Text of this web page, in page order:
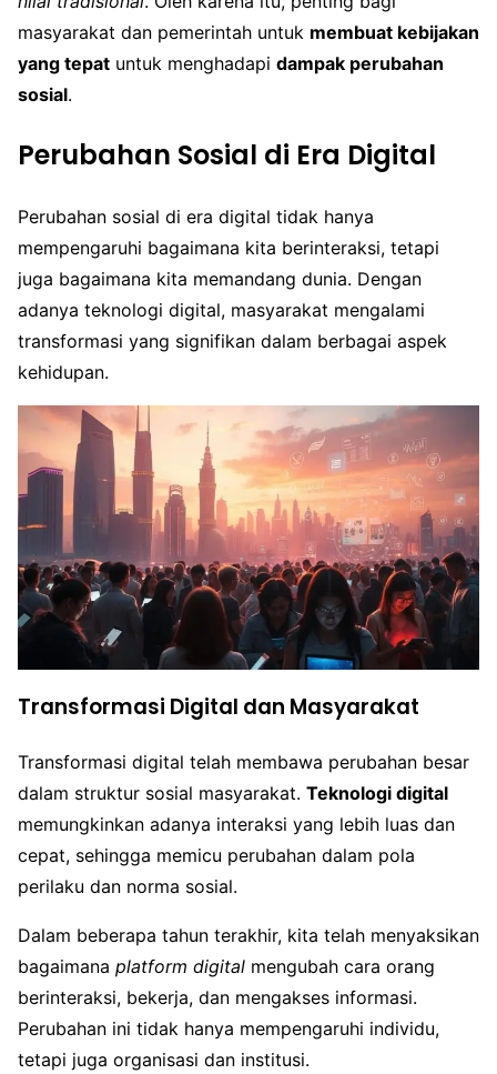
masyarakat dan pemerintah untuk membuat kebijakan
yang tepat untuk menghadapi dampak perubahan
sosial.
Perubahan Sosial di Era Digital
Perubahan sosial di era digital tidak hanya
mempengaruhi bagaimana kita berinteraksi, tetapi
juga bagaimana kita memandang dunia. Dengan
adanya teknologi digital, masyarakat mengalami
transformasi yang signifikan dalam berbagai aspek
kehidupan.
Transformasi Digital dan Masyarakat
Transformasi digital telah membawa perubahan besar
dalam struktur sosial masyarakat. Teknologi digital
memungkinkan adanya interaksi yang lebih luas dan
cepat, sehingga memicu perubahan dalam pola
perilaku dan norma sosial.
Dalam beberapa tahun terakhir, kita telah menyaksikan
bagaimana platform digital mengubah cara orang
berinteraksi, bekerja, dan mengakses informasi.
Perubahan ini tidak hanya mempengaruhi individu,
tetapi juga organisasi dan institusi.